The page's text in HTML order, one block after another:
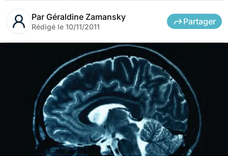
Par Géraldine Zamansky
Rédigé le 10/11/2011
Partager